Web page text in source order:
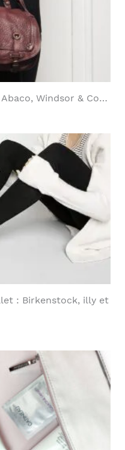
Windsor & Co…
: Birkenstock, illy et